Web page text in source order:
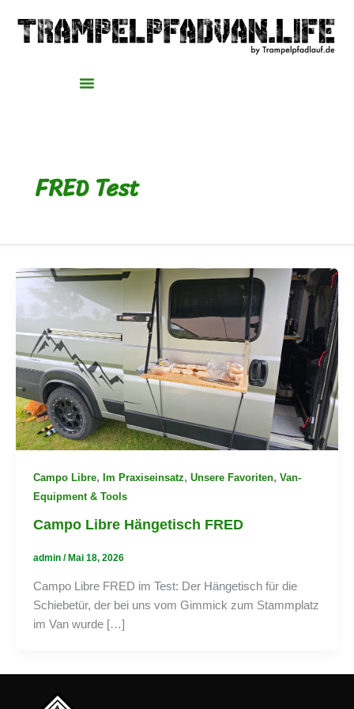
Inhalt
springen
FRED Test
Campo Libre, Im Praxiseinsatz, Unsere Favoriten, Van-
Equipment & Tools
Campo Libre Hängetisch FRED
admin / Mai 18, 2026
Campo Libre FRED im Test: Der Hängetisch für die
Schiebetür, der bei uns vom Gimmick zum Stammplatz
im Van wurde […]